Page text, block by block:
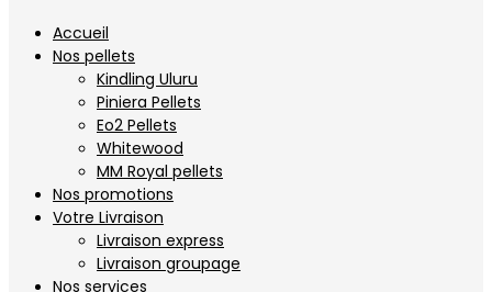
Accueil
Nos pellets
Kindling Uluru
Piniera Pellets
Eo2 Pellets
Whitewood
MM Royal pellets
Nos promotions
Votre Livraison
Livraison express
Livraison groupage
Nos services